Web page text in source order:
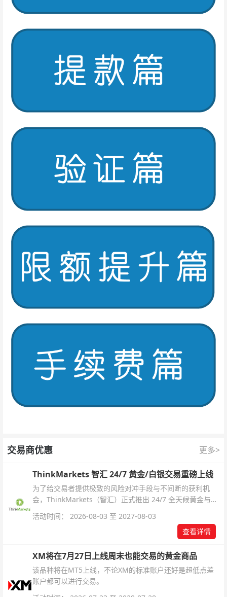
交易商优惠 更多>
ThinkMarkets 智汇 24/7 黄金/白银交易重磅上线
为了给交易者提供极致的风险对冲手段与不间断的获利机
会，ThinkMarkets（智汇）正式推出 24/7 全天候黄金与白
杆配置、支持软件及交易细则。
活动时间： 2026-08-03 至 2027-08-03
查看详情
XM将在7月27日上线周末也能交易的黄金商品
该品种将在MT5上线，不论XM的标准账户还好是超低点差
账户都可以进行交易。